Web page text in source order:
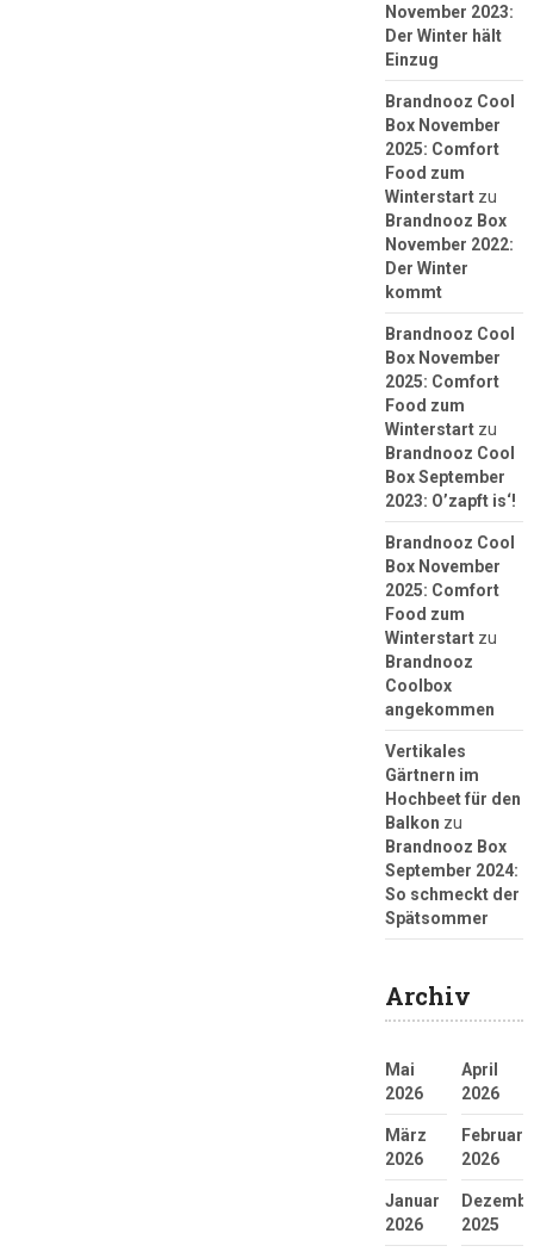
November 2023:
Der Winter hält
Einzug
Brandnooz Cool
Box November
2025: Comfort
Food zum
Winterstartzu
Brandnooz Box
November 2022:
Der Winter
kommt
Brandnooz Cool
Box November
2025: Comfort
Food zum
Winterstartzu
Brandnooz Cool
Box September
2023: O’zapft is‘!
Brandnooz Cool
Box November
2025: Comfort
Food zum
Winterstartzu
Brandnooz
Coolbox
angekommen
Vertikales
Gärtnern im
Hochbeet für den
Balkon zu
Brandnooz Box
September 2024:
So schmeckt der
Spätsommer
Archiv
Mai
2026
April
2026
März
2026
Februar
2026
Januar
2026
2025